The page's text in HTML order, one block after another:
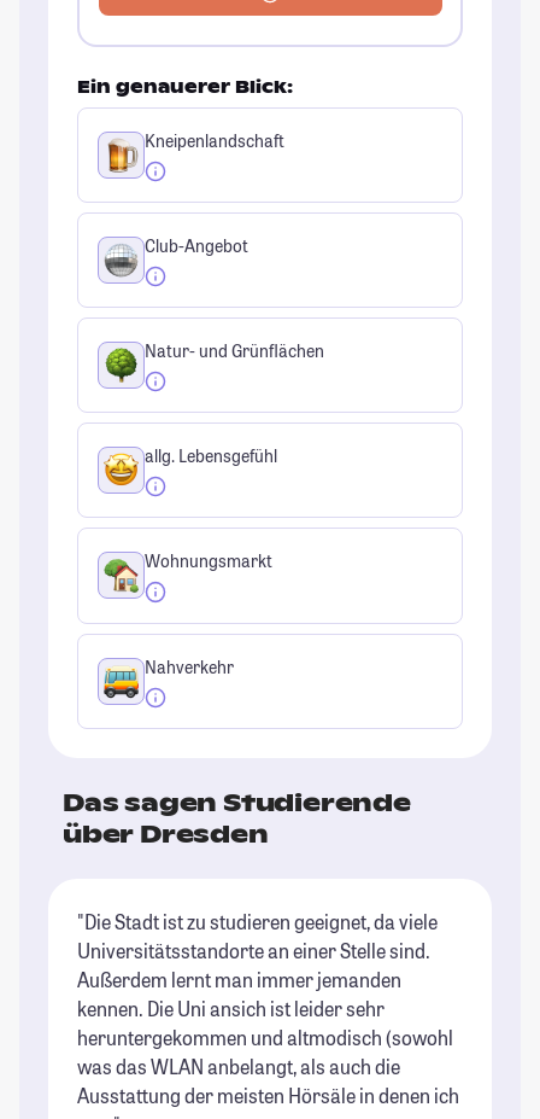
Ein genauerer Blick:
Kneipenlandschaft
Club-Angebot
Natur- und Grünflächen
allg. Lebensgefühl
Wohnungsmarkt
Nahverkehr
Das sagen Studierende
über Dresden
"Die Stadt ist zu studieren geeignet, da viele
Universitätsstandorte an einer Stelle sind.
Außerdem lernt man immer jemanden
kennen. Die Uni ansich ist leider sehr
heruntergekommen und altmodisch (sowohl
was das WLAN anbelangt, als auch die
Ausstattung der meisten Hörsäle in denen ich